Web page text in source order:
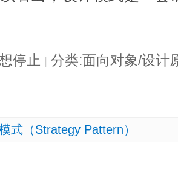
停止 分类:面向对象/设计
式（Strategy Pattern）